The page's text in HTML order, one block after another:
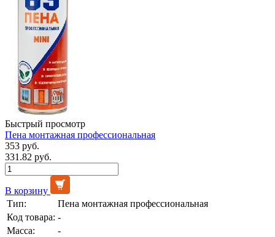
Быстрый просмотр
Пена монтажная профессиональная
353 руб.
331.82 руб.
В корзину
Тип:
Пена монтажная профессиональная
Код товара: -
Масса:
-